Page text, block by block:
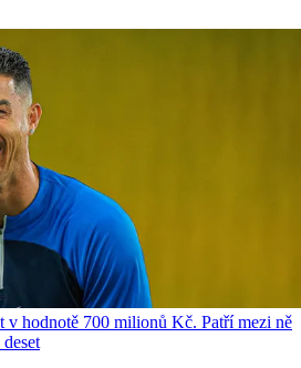
v hodnotě 700 milionů Kč. Patří mezi ně